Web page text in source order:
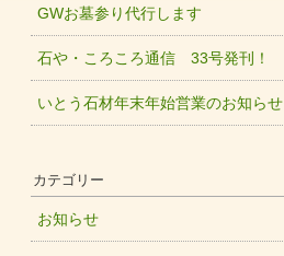
GWお墓参り代行します
石や・ころころ通信 33号発刊！
いとう石材年末年始営業のお知らせ
カテゴリー
お知らせ